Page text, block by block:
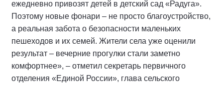
ежедневно привозят детей в детский сад «Радуга».
Поэтому новые фонари – не просто благоустройство,
а реальная забота о безопасности маленьких
пешеходов и их семей. Жители села уже оценили
результат – вечерние прогулки стали заметно
комфортнее», – отметил секретарь первичного
отделения «Единой России», глава сельского